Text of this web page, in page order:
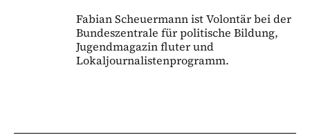
Fabian Scheuermann ist Volontär bei der
Bundeszentrale für politische Bildung,
Jugendmagazin fluter und
Lokaljournalistenprogramm.